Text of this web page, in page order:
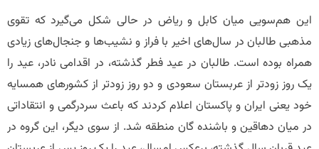
این هم‌سویی میان کابل و ریاض در حالی شکل می‌گیرد که تقوی
مذهبی طالبان در سال‌های اخیر با فراز و نشیب‌ها و جنجال‌های زیادی
همراه بوده است. طالبان در عید فطر گذشته، در اقدامی نادر، عید را
یک روز زودتر از عربستان سعودی و دو روز زودتر از کشورهای همسایه
خود یعنی ایران و پاکستان اعلام کردند که باعث سردرگمی و انتقاداتی
در میان دهاقین و باشنده گان منطقه شد. از سوی دیگر، این گروه در